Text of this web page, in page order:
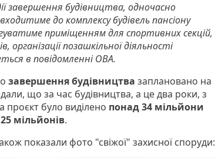
завершення будівництва, одночасно
до комплексу будівель пансіону
приміщенням для спортивних секцій,
позашкільної діяльності
в повідомленні ОВА.
завершення будівництва заплановано на
що за час будівництва, а це два роки, з
проєкт було виділено понад 34 мільйони
мільйонів.
показали фото "свіжої" захисної споруди: